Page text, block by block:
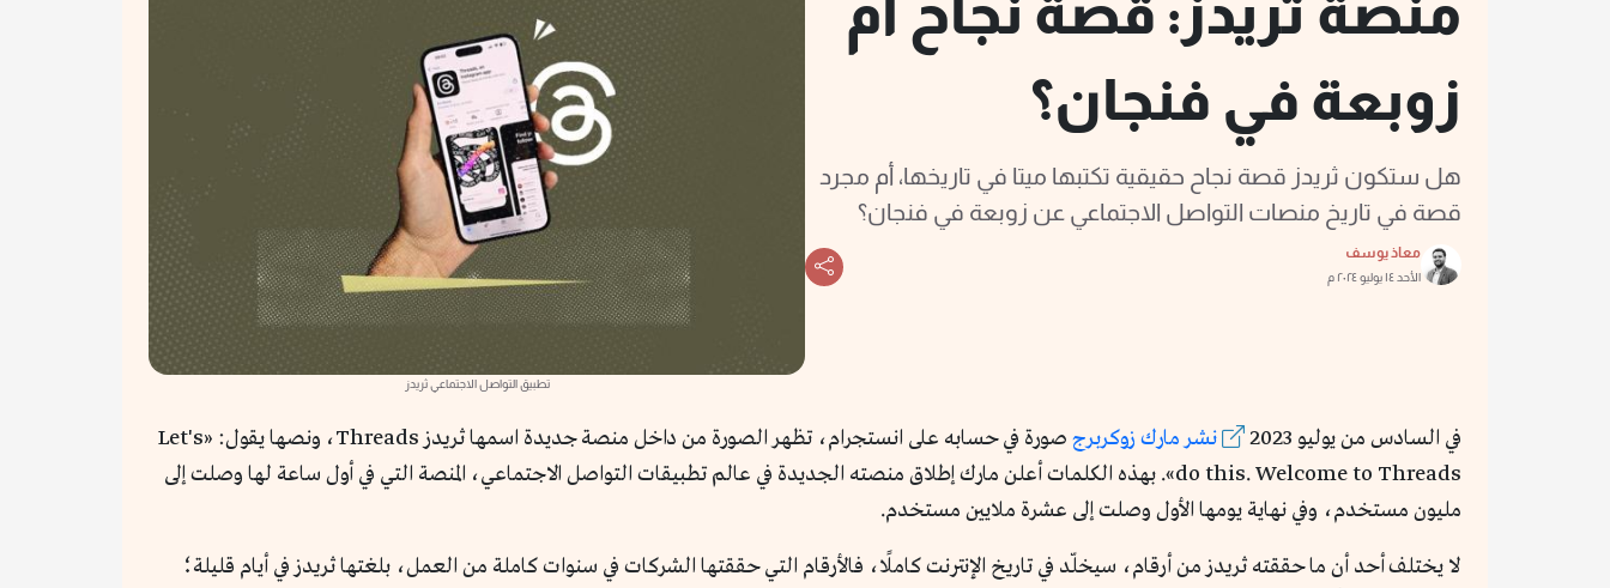
منصة ثريدز: قصة نجاح أم
زوبعة في فنجان؟
هل ستكون ثريدز قصة نجاح حقيقية تكتبها ميتا في تاريخها، أم مجرد
قصة في تاريخ منصات التواصل الاجتماعي عن زوبعة في فنجان؟
معاذ يوسف
الأحد ١٤ يوليو ٢٠٢٤ م
تطبيق التواصل الاجتماعي ثريدز
في السادس من يوليو 2023 نشر مارك زوكربرج
صورة في حسابه على انستجرام، تظهر الصورة من داخل منصة جديدة اسمها ثريدز Threads، ونصها يقول: «Let's
do this. Welcome to Threads». بهذه الكلمات أعلن مارك إطلاق منصته الجديدة في عالم تطبيقات التواصل الاجتماعي، المنصة التي في أول ساعة لها وصلت إلى
مليون مستخدم، وفي نهاية يومها الأول وصلت إلى عشرة ملايين مستخدم.
لا يختلف أحد أن ما حققته ثريدز من أرقام، سيخلّد في تاريخ الإنترنت كاملًا، فالأرقام التي حققتها الشركات في سنوات كاملة من العمل، بلغتها ثريدز في أيام قليلة؛